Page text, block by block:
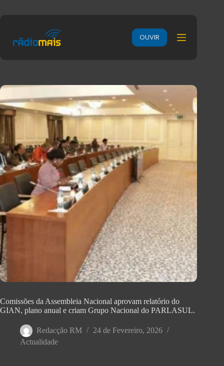
OUVIR
Comissões da Assembleia Nacional aprovam relatório do
GIAN, plano anual e criam Grupo Nacional do PARLASUL.
Redacção RM
24 de Fevereiro, 2026
Actualidade